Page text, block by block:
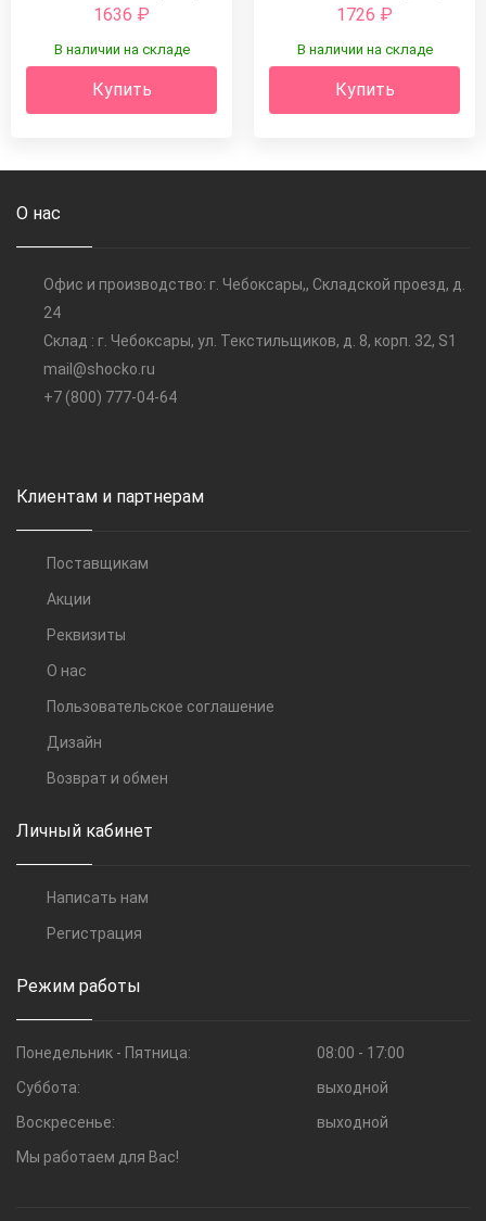
1636 ₽
В наличии на складе
Купить
1726 ₽
В наличии на складе
Купить
О нас
Офис и производство: г. Чебоксары,, Складской проезд, д.
24
Склад : г. Чебоксары, ул. Текстильщиков, д. 8, корп. 32, S1
mail@shocko.ru
+7 (800) 777-04-64
Клиентам и партнерам
Поставщикам
Акции
Реквизиты
О нас
Пользовательское соглашение
Дизайн
Возврат и обмен
Личный кабинет
Написать нам
Регистрация
Режим работы
Понедельник - Пятница:
08:00 - 17:00
Суббота:
выходной
Воскресенье:
выходной
Мы работаем для Вас!